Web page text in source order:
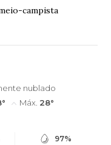
campista
nublado
Máx. 28°
97%